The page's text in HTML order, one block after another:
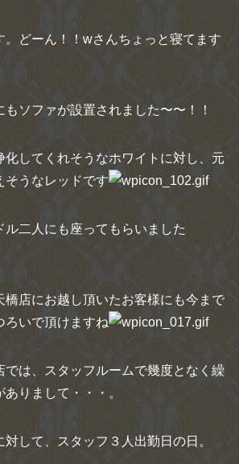
。どーん！！wさんちょっと寝てます
もソファが設置されました〜〜！！
化してくれそうなホワイトに対し、元
そうなレッドです
ル二人にも座ってもらいました
橋店にお越し頂いたお客様にも今まで
ろいで頂けますね
では、スタッフルームで幾度となく繰
りまして・・・。
して、スタッフ３人出勤日の日。